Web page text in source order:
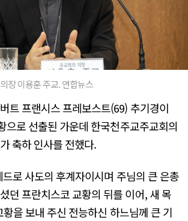
장 이용훈 주교. 연합뉴스
트 프랜시스 프레보스트(69) 추기경이
으로 선출된 가운데 한국천주교주교회의
축하 인사를 전했다.
로 사도의 후계자이시며 주님의 큰 은총
던 프란치스코 교황의 뒤를 이어, 새 목
을 보내 주신 전능하신 하느님께 큰 기